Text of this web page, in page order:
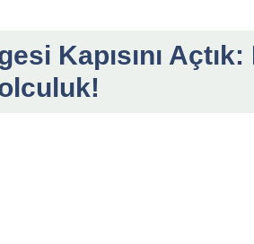
Kapısını